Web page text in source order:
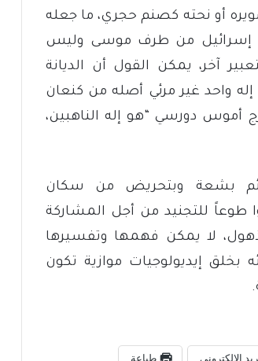
أو نحته كصنم حجري، ما جعله
إسرائيل من طرف موسى وليس
آخر، يمكن القول أن الديانة
واحد غير مرئي أصله من كنعان
دورسي “هو إله الناهبين،‏
بشعة وبتحريض من سكان
طوعاً للتجنيد من أجل المشاركة
ذهول، لا يمكن فهمها وتفسيرها
بخلق إيديولوجيات موازية تكون
الإلكتروني طباعة